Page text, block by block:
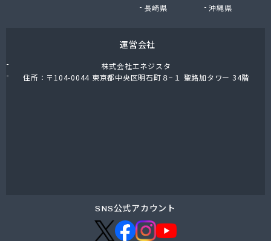
丸井商店外之原支店
丸金薪炭店
橋本産業株式会社 名古屋営業所
玉屋プロパン株式会社
長崎県
沖縄県
運営会社
株式会社エネジスタ
住所：〒104-0044 東京都中央区明石町８−１ 聖路加タワー 34階
SNS公式アカウント